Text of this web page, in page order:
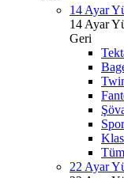
14 Ayar
14 Ayar
Geri
22 Ayar